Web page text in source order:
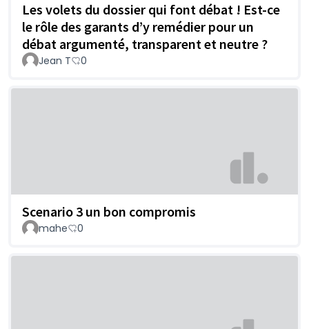
Les volets du dossier qui font débat ! Est-ce
le rôle des garants d’y remédier pour un
débat argumenté, transparent et neutre ?
Jean T 0
Scenario 3 un bon compromis
mahe 0